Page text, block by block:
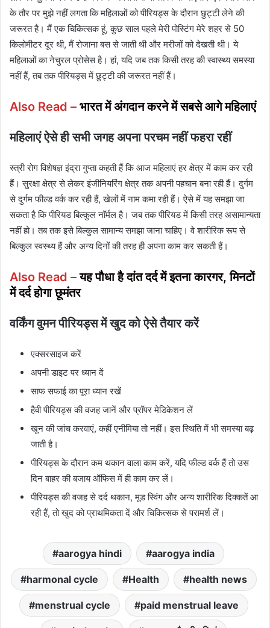
के तौर पर मुझे नहीं लगता कि महिलाओं को पीरियड्स के दौरान छुट्टी लेने की
जरूरत है। मैं एक चिकित्सक हूं, कुछ साल पहले मेरी पोस्टिंग मेरे शहर से 50
किलोमीटर दूर थी, मैं रोजाना बस से जाती थी और मरीजों को देखती थी। ये
महिलाओं का नेचुरल प्रोसेस है। हां, यदि जब तक किसी तरह की स्वास्थ्य समस्या
नहीं हैं, तब तक पीरियड्स में छुट्टी की जरूरत नहीं हैं।
Also Read – भारत में अंगदान करने में सबसे आगे महिलाएं
महिलाएं ऐसे ही सभी जगह अपना परचम नहीं फहरा रहीं
स्त्री रोग विशेषज्ञ इंद्रा गुप्ता कहती हैं कि आज महिलाएं हर क्षेत्र में काम कर रही
हैं। सुरक्षा क्षेत्र से लेकर इंजीनियरिंग क्षेत्र तक अपनी पहचान बना रही हैं। दुर्गम
से दुर्गम फील्ड वर्क कर रही हैं, खेलों में नाम कमा रही हैं। ऐसे में यह समझा जा
सकता है कि पीरियड बिल्कुल नॉर्मल है। जब तक पीरियड में किसी तरह असामान्यता
नहीं हो। तब तक इसे बिल्कुल सामान्य समझा जाना चाहिए। वे शारीरिक रूप से
बिल्कुल स्वस्थ्य हैं और अन्य दिनों की तरह ही अपना काम कर सकती हैं।
Also Read –यह पौधा है दांत दर्द में इतना कारगर, मिनटों
में दर्द होगा छूमंतर
वर्किंग वुमन पीरियड्स में खुद को ऐसे तैयार करें
एक्सरसाइज करें
अपनी डाइट पर ध्यान दें
साफ सफाई का पूरा ध्यान रखें
हैवी पीरियड्स की वजह जानें और प्रॉपर मेडिकेशन लें
खून की जांच करवाएं, कहीं एनीमिया तो नहीं। इस स्थिति में भी समस्या बढ़
जाती है।
पीरियड्स के दौरान कम थकान वाला काम करें, यदि फील्ड वर्क हैं तो उस
दिन बाहर की बजाय ऑफिस में ही काम कर लें।
पीरियड्स की वजह से दर्द थकान, मूड स्विंग और अन्य शारीरिक दिक्कतें आ
रही हैं, तो खुद को प्राथमिकता दें और चिकित्सक से परामर्श लें।
aarogya hindi aarogya india
harmonal cycle Health health news
menstrual cycle paid menstrual leave